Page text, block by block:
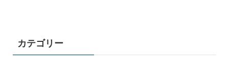
カテゴリー